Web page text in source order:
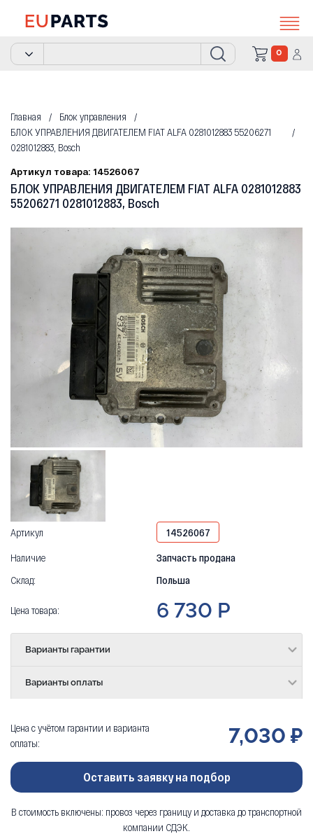
0
Главная
Блок управления
БЛОК УПРАВЛЕНИЯ ДВИГАТЕЛЕМ FIAT ALFA 0281012883 55206271
0281012883, Bosch
Артикул товара: 14526067
БЛОК УПРАВЛЕНИЯ ДВИГАТЕЛЕМ FIAT ALFA 0281012883
55206271 0281012883, Bosch
Артикул
14526067
Наличие
Запчасть продана
Склад:
Польша
Цена товара: 6 730 Р
Варианты гарантии
Варианты оплаты
Цена с учётом гарантии и варианта
оплаты:
7,030 ₽
Оставить заявку на подбор
В стоимость включены: провоз через границу и доставка до транспортной
компании СДЭК.